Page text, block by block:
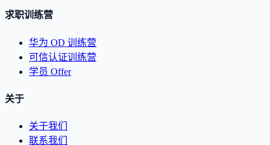
求职训练营
华为 OD 训练营
可信认证训练营
学员 Offer
关于
关于我们
联系我们